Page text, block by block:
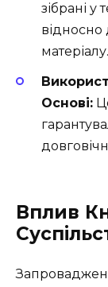
зібрані
відносно
матеріалу.
Основі:
Вплив